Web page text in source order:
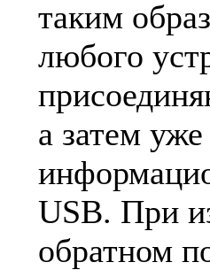
таким
любого
а затем
USB. При
обратном